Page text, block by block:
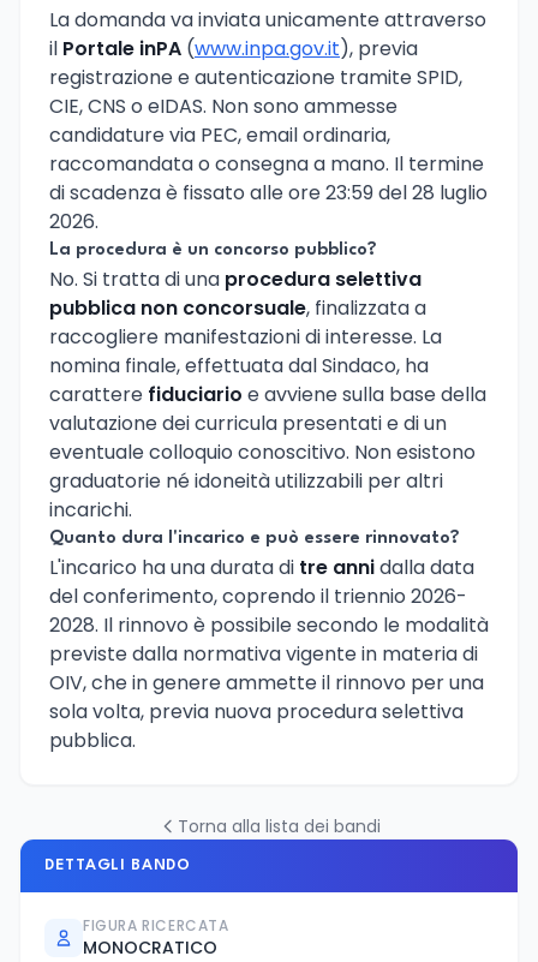
La domanda va inviata unicamente attraverso
il Portale inPA (www.inpa.gov.it), previa
registrazione e autenticazione tramite SPID,
CIE, CNS o eIDAS. Non sono ammesse
candidature via PEC, email ordinaria,
raccomandata o consegna a mano. Il termine
di scadenza è fissato alle ore 23:59 del 28 luglio
2026.
La procedura è un concorso pubblico?
No. Si tratta di una procedura selettiva
pubblica non concorsuale, finalizzata a
raccogliere manifestazioni di interesse. La
nomina finale, effettuata dal Sindaco, ha
carattere fiduciario e avviene sulla base della
valutazione dei curricula presentati e di un
eventuale colloquio conoscitivo. Non esistono
graduatorie né idoneità utilizzabili per altri
incarichi.
Quanto dura l'incarico e può essere rinnovato?
L'incarico ha una durata di tre annidalla data
del conferimento, coprendo il triennio 2026-
2028. Il rinnovo è possibile secondo le modalità
previste dalla normativa vigente in materia di
OIV, che in genere ammette il rinnovo per una
sola volta, previa nuova procedura selettiva
pubblica.
Torna alla lista dei bandi
DETTAGLI BANDO
FIGURA RICERCATA
MONOCRATICO